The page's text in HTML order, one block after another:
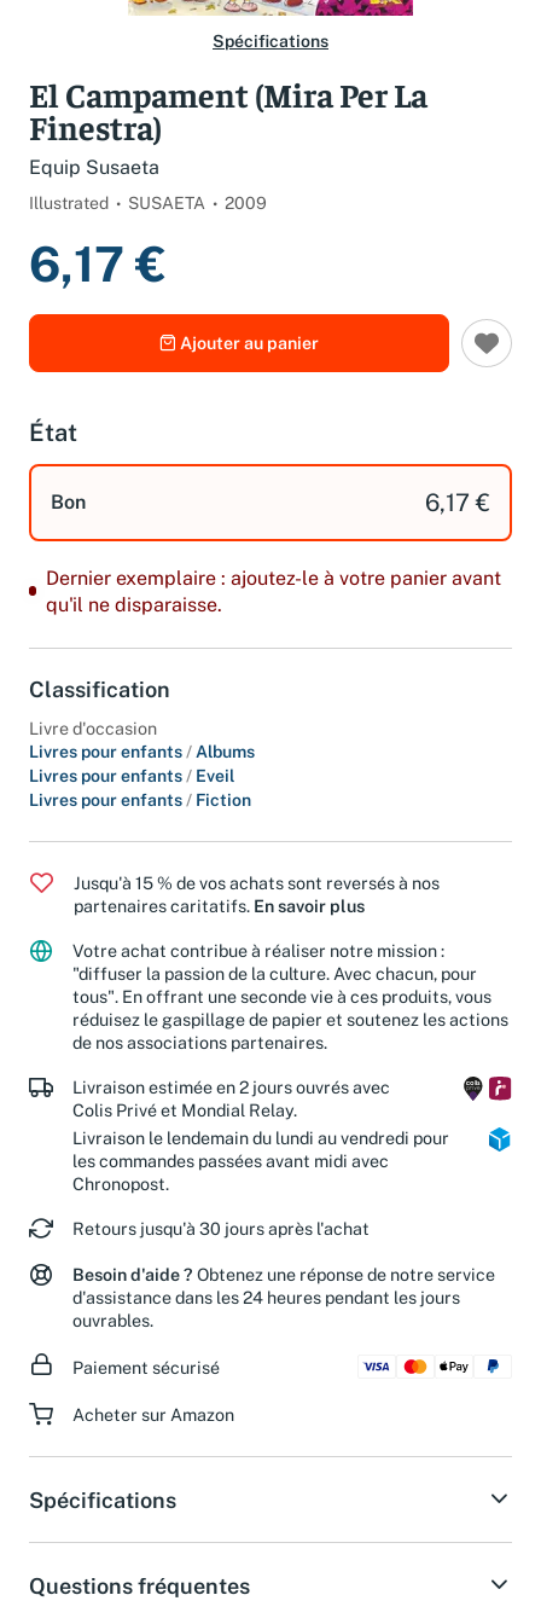
Spécifications
El Campament (Mira Per La
Finestra)
Equip Susaeta
Illustrated SUSAETA 2009
6,17 €
Ajouter au panier
État
Bon 6,17 €
Dernier exemplaire : ajoutez-le à votre panier avant
qu'il ne disparaisse.
Classification
Livre d'occasion
Livres pour enfants/Albums
Livres pour enfants/ Eveil
Livres pour enfants/ Fiction
Jusqu'à 15 % de vos achats sont reversés à nos
partenaires caritatifs. En savoir plus
Votre achat contribue à réaliser notre mission :
"diffuser la passion de la culture. Avec chacun, pour
tous". En offrant une seconde vie à ces produits, vous
réduisez le gaspillage de papier et soutenez les actions
de nos associations partenaires.
Livraison estimée en 2 jours ouvrés avec
Colis Privé et Mondial Relay.
Livraison le lendemain du lundi au vendredi pour
les commandes passées avant midi avec
Chronopost.
Retours jusqu'à 30 jours après l'achat
Besoin d'aide ? Obtenez une réponse de notre service
d'assistance dans les 24 heures pendant les jours
ouvrables.
Paiement sécurisé
Acheter sur Amazon
Spécifications
Questions fréquentes